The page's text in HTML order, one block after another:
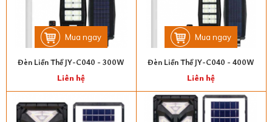
Mua ngay
Đèn Liền Thể JY-C040 - 300W
Liên hệ
Mua ngay
Đèn Liền Thể JY-C040 - 400W
Liên hệ